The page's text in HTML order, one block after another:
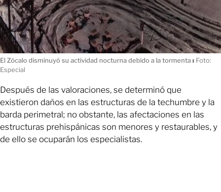
El Zócalo disminuyó su actividad nocturna debido a la tormentaı Foto:
Especial
Después de las valoraciones, se determinó que
existieron daños en las estructuras de la techumbre y la
barda perimetral; no obstante, las afectaciones en las
estructuras prehispánicas son menores y restaurables, y
de ello se ocuparán los especialistas.